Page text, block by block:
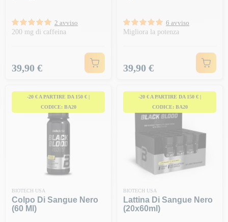
2 avviso
200 mg di caffeina
Prezzo
39,90 €
6 avviso
Migliora la potenza
Prezzo
39,90 €
-20 € A PARTIRE DA 150 € |
CODICE: BA20
BIOTECH USA
Colpo Di Sangue Nero
(60 Ml)
-20 € A PARTIRE DA 150 € |
CODICE: BA20
BIOTECH USA
Lattina Di Sangue Nero
(20x60ml)